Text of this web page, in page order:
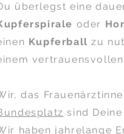
überlegst eine
oder
Kupferball zu
das
sind
haben jahrelange